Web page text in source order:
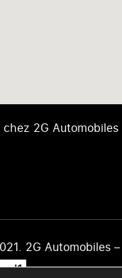
chez 2G Automobiles
2G Automobiles –